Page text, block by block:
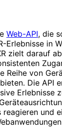
Web-API, die
Erlebnisse in
zielt darauf
Reihe von
Die API
Erlebnisse
und